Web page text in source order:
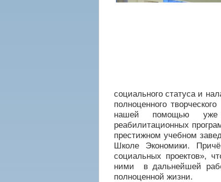
социального статуса и
полноценного
нашей помощью
реабилитационных
престижном учебном
Школе Экономики.
социальных проектов»,
ними в дальнейшей
полноценной жизни.